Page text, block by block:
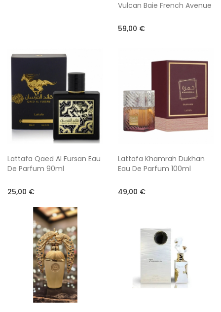
Vulcan Baie French Avenue
59,00 €
Lattafa Qaed Al Fursan Eau
De Parfum 90ml
25,00 €
Lattafa Khamrah Dukhan
Eau De Parfum 100ml
49,00 €